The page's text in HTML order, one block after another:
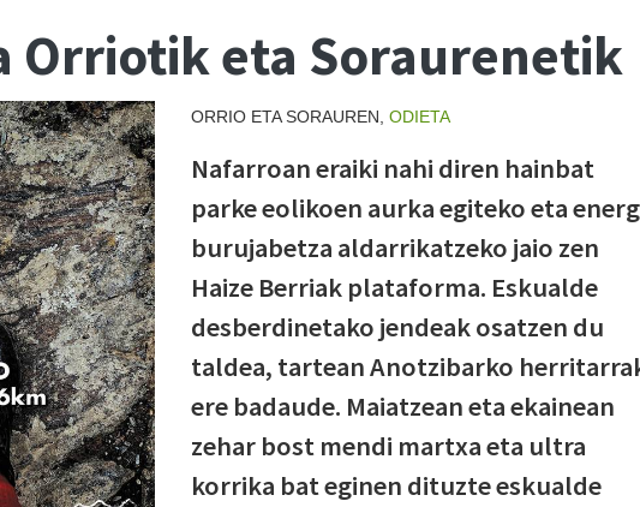
Orriotik eta Soraurenetik
ORRIO ETA SORAUREN, ODIETA
Nafarroan eraiki nahi diren hainbat
parke eolikoen aurka egiteko eta
burujabetza aldarrikatzeko jaio zen
Haize Berriak plataforma. Eskualde
desberdinetako jendeak osatzen du
taldea, tartean Anotzibarko
ere badaude. Maiatzean eta ekainean
zehar bost mendi martxa eta ultra
korrika bat eginen dituzte eskualde